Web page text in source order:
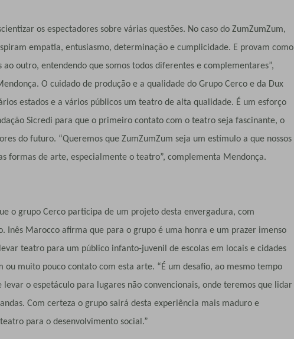
os espectadores sobre várias questões. No caso do ZumZumZum,
empatia, entusiasmo, determinação e cumplicidade. E provam como
outro, entendendo que somos todos diferentes e complementares”,
O cuidado de produção e a qualidade do Grupo Cerco e da Dux
estados e a vários públicos um teatro de alta qualidade. É um esforço
Sicredi para que o primeiro contato com o teatro seja fascinante, o
do futuro. “Queremos que ZumZumZum seja um estímulo a que nossos
formas de arte, especialmente o teatro”, complementa Mendonça.
Cerco participa de um projeto desta envergadura, com
Inês Marocco afirma que para o grupo é uma honra e um prazer imenso
teatro para um público infanto-juvenil de escolas em locais e cidades
ou muito pouco contato com esta arte. “É um desafio, ao mesmo tempo
o espetáculo para lugares não convencionais, onde teremos que lidar
Com certeza o grupo sairá desta experiência mais maduro e
para o desenvolvimento social.”